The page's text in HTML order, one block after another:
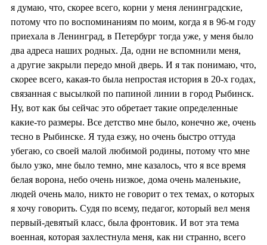
я думаю, что, скорее всего, корни у меня ленинградские,
потому что по воспоминаниям по моим, когда я в 96-м году
приехала в Ленинград, в Петербург тогда уже, у меня было
два адреса наших родных. Да, одни не вспомнили меня,
а другие закрыли передо мной дверь. И я так понимаю, что,
скорее всего, какая-то была непростая история в 20-х годах,
связанная с высылкой по папиной линии в город Рыбинск.
Ну, вот как бы сейчас это обретает такие определенные
какие-то размеры. Все детство мне было, конечно же, очень
тесно в Рыбинске. Я туда езжу, но очень быстро оттуда
убегаю, со своей малой любимой родины, потому что мне
было узко, мне было темно, мне казалось, что я все время
белая ворона, небо очень низкое, дома очень маленькие,
людей очень мало, никто не говорит о тех темах, о которых
я хочу говорить. Судя по всему, педагог, который вел меня
первый-девятый класс, была фронтовик. И вот эта тема
военная, которая захлестнула меня, как ни странно, всего